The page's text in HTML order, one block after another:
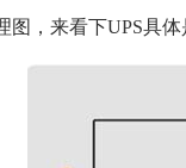
图，来看下UPS具